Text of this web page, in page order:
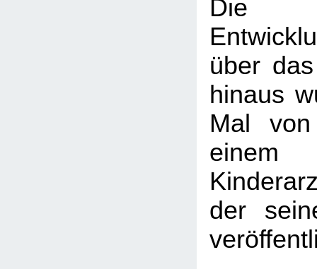
Die
über
hinaus
Mal
einem
der